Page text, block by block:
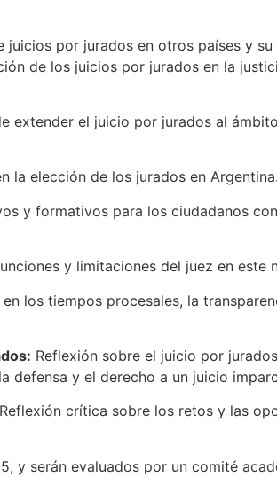
juicios por jurados en otros países y
de los juicios por jurados en la
extender el juicio por jurados al
la elección de los jurados en Argentina.
y formativos para los ciudadanos
y limitaciones del juez en este
los tiempos procesales, la
Reflexión sobre el juicio por
defensa y el derecho a un juicio
Reflexión crítica sobre los retos y las
y serán evaluados por un comité